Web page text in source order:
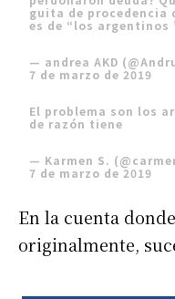
guita de procedencia
es de “los argentinos
— andrea AKD
7 de marzo de 2019
El problema son los
de razón tiene
— Karmen S.
7 de marzo de 2019
En la cuenta
originalmente,